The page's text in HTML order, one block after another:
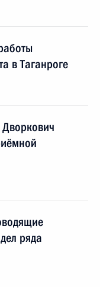
в Таганроге
ряда